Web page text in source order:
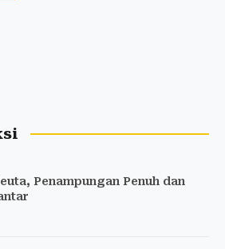
Penampungan Penuh dan